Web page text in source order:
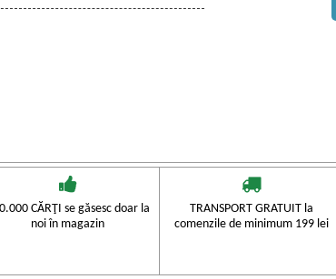
CĂRŢI se găsesc doar la
noi în magazin
TRANSPORT GRATUIT la
comenzile de minimum 199 lei